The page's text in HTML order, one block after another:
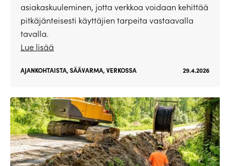
asiakaskuuleminen, jotta verkkoa voidaan kehittää
pitkäjänteisesti käyttäjien tarpeita vastaavalla
tavalla.
Lue lisää
AJANKOHTAISTA,SÄÄVARMA,VERKOSSA 29.4.2026